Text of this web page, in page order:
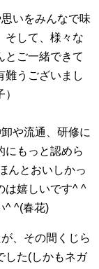
いをみんなで味
そして、様々な
とご一緒できて
難うございまし
や流通、研修に
にもっと認めら
んとおいしかっ
は嬉しいです^ ^
^ ^(春花)
、その間くじら
した(しかもネガ